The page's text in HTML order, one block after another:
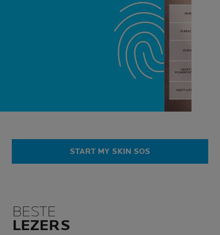
START MY SKIN SOS
BESTE
LEZERS